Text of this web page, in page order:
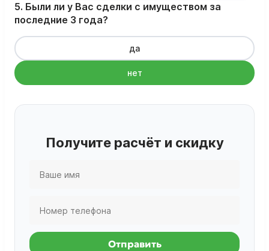
5. Были ли у Вас сделки с имуществом за
последние 3 года?
да
нет
Получите расчёт и скидку
Отправить